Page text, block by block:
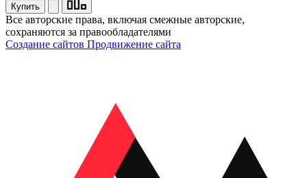
Купить
Все авторские права, включая смежные авторские,
сохраняются за правообладателями
Создание сайтов Продвижение сайта